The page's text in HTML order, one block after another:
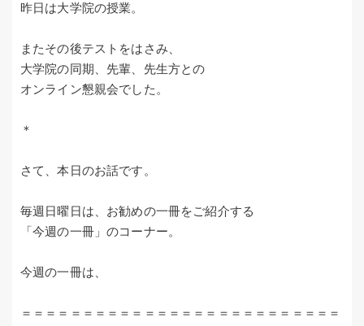
昨日は大学院の授業。
またその後テストをはさみ、
大学院の同期、先輩、先生方との
オンライン懇親会でした。
＊
さて、本日のお話です。
毎週日曜日は、お勧めの一冊をご紹介する
「今週の一冊」のコーナー。
今週の一冊は、
＝＝＝＝＝＝＝＝＝＝＝＝＝＝＝＝＝＝＝＝＝＝＝＝＝＝